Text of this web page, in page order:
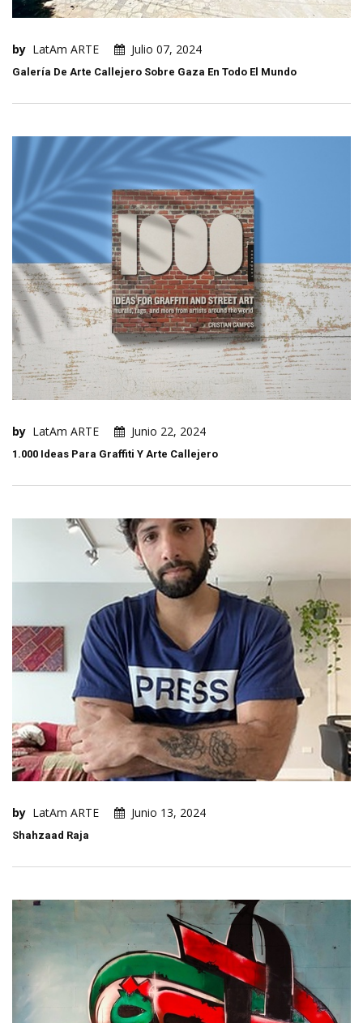
by LatAm ARTE Julio 07, 2024
Galería De Arte Callejero Sobre Gaza En Todo El Mundo
by LatAm ARTE Junio 22, 2024
1.000 Ideas Para Graffiti Y Arte Callejero
by LatAm ARTE Junio 13, 2024
Shahzaad Raja